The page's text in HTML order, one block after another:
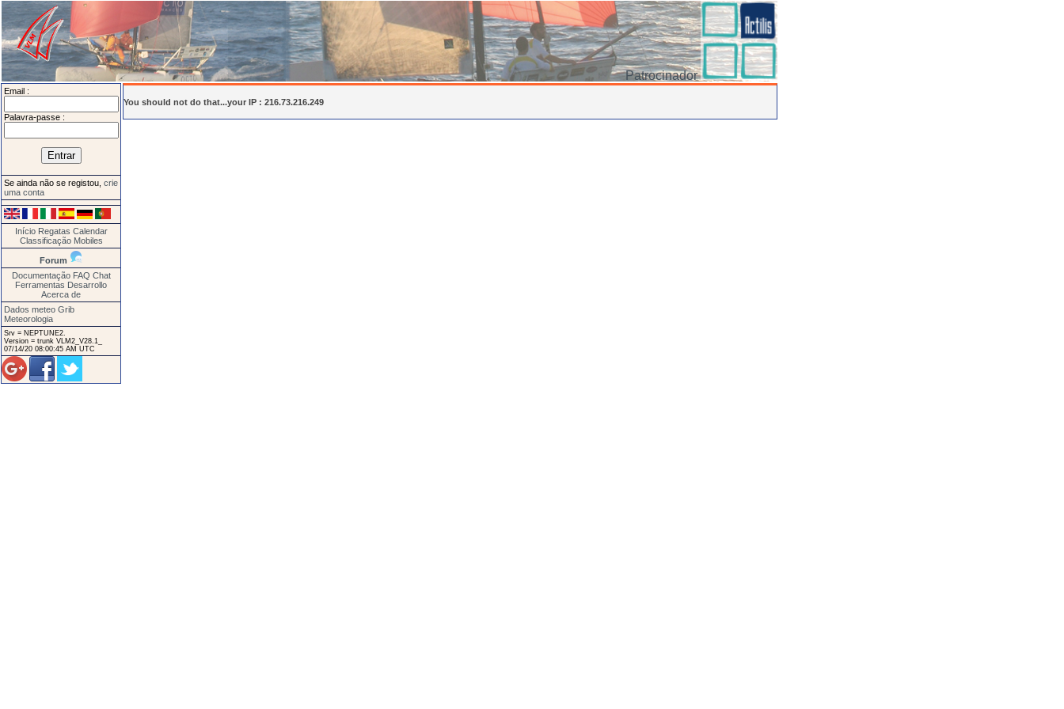
Patrocinador
Email :
Palavra-passe :
Se ainda não se registou, crie
uma conta
Início Regatas Calendar
Classificação Mobiles
Forum
Documentação FAQ Chat
Ferramentas Desarrollo
Acerca de
Dados meteo Grib
Meteorologia
Srv = NEPTUNE2.
Version = trunk VLM2_V28.1_
07/14/20 08:00:45 AM UTC
You should not do that...your IP : 216.73.216.249